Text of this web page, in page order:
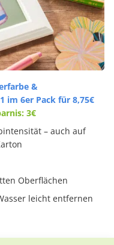
&
im 6er Pack für 8,75€
3€
– auch auf
Oberflächen
leicht entfernen